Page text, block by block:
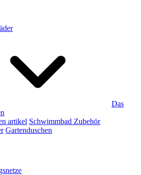
Das
artikel Schwimmbad Zubehör
Gartenduschen